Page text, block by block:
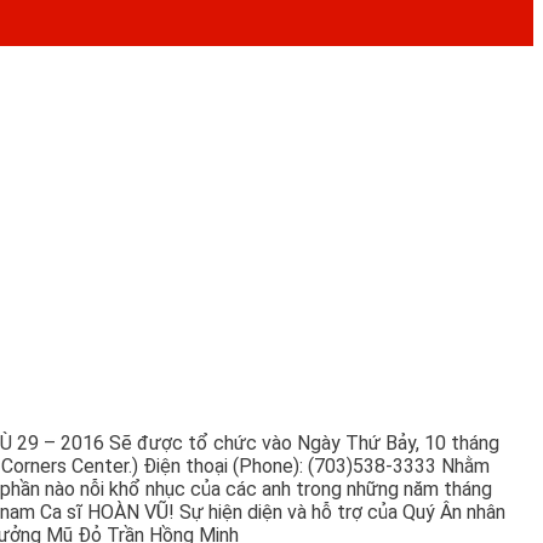
29 – 2016 Sẽ được tổ chức vào Ngày Thứ Bảy, 10 tháng
Center.) Điện thoại (Phone): (703)538-3333 Nhằm
nào nỗi khổ nhục của các anh trong những năm tháng
Ca sĩ HOÀN VŨ! Sự hiện diện và hỗ trợ của Quý Ân nhân
Mũ Đỏ Trần Hồng Minh